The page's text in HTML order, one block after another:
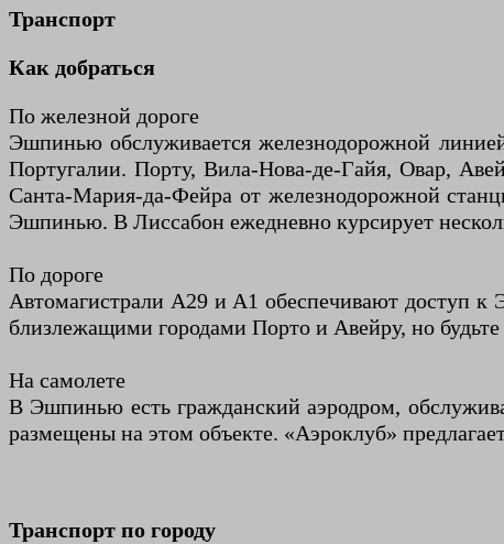
Транспорт
Как добраться
По железной дороге
Эшпинью обслуживается железнодорожной
Португалии. Порту, Вила-Нова-де-Гайя, Овар,
Санта-Мария-да-Фейра от железнодорожной
Эшпинью. В Лиссабон ежедневно курсирует
По дороге
Автомагистрали A29 и A1 обеспечивают доступ
близлежащими городами Порто и Авейру, но будьте
На самолете
В Эшпинью есть гражданский аэродром,
размещены на этом объекте. «Аэроклуб»
Транспорт по городу